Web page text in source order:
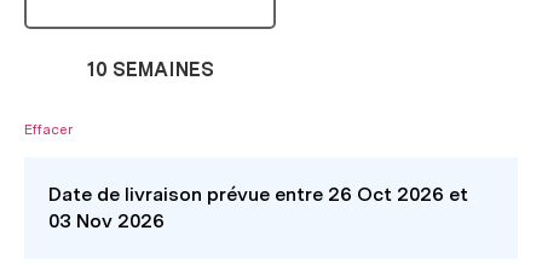
10 SEMAINES
Effacer
Date de livraison prévue entre 26 Oct 2026 et
03 Nov 2026